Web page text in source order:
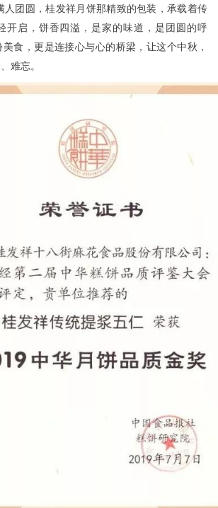
人团圆，桂发祥月饼那精致的包装，承载着传
开启，饼香四溢，是家的味道，是团圆的呼
食，更是连接心与心的桥梁，让这个中秋，
难忘。